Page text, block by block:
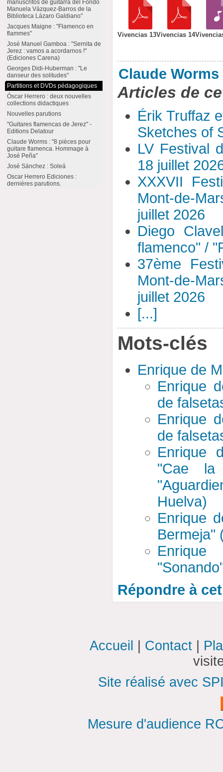
Vivencias 13Vivencias 14
Claude Worms
Articles de
Érik Truffaz
Sketches of
LV Festival
18 juillet
XXXVII
Mont-de-
juillet 2026
Diego
flamenco" /
37ème
Mont-de-
juillet 2026
[...]
Mots-clés
Enrique de
Enrique
de
Enrique
de
Enrique
"Cae la
Huelva)
Enrique
Bermeja"
Répondre à
manuscritos de guitarra del Fondo
Manuela Vázquez-Barros de la
Biblioteca Lázaro Galdiano"
Jacques Maigne : "Flamenco en
flammes"
José Manuel Gamboa : "Sernita de
Jerez : vamos a acordarnos !"
(Ediciones Carena)
Georges Didi-Huberman : "Le
danseur des solitudes"
Partitions et DVDs pédagogiques
Óscar Herrero : deux nouvelles
collections didactiques
Nouvelles parutions
"Guitares flamencas de Jerez" -
Editions Delatour
Claude Worms : "8 pièces pour
guitare flamenca. Hommage à
José Peña"
José Sánchez : Soleá
Oscar Herrero Ediciones :
dernières parutions.
Accueil Contact
Site réalisé avec
Mesure d'audience